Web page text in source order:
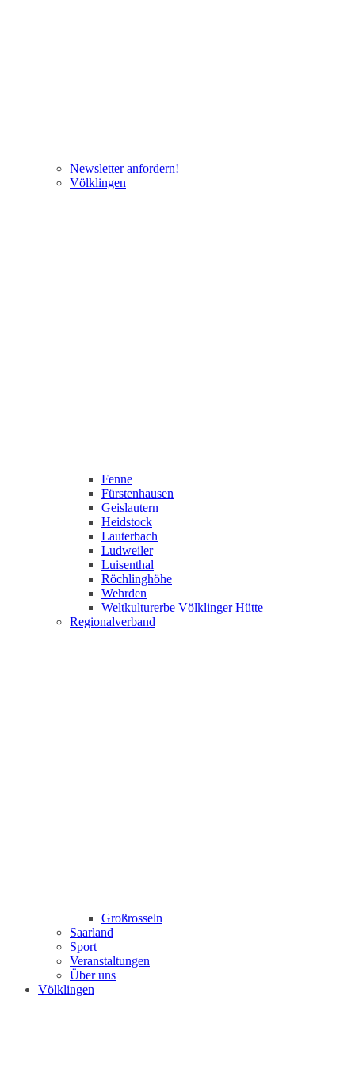
Newsletter anfordern!
Völklingen
Fenne
Fürstenhausen
Geislautern
Heidstock
Lauterbach
Ludweiler
Luisenthal
Röchlinghöhe
Wehrden
Weltkulturerbe Völklinger Hütte
Regionalverband
Großrosseln
Saarland
Sport
Veranstaltungen
Über uns
Völklingen